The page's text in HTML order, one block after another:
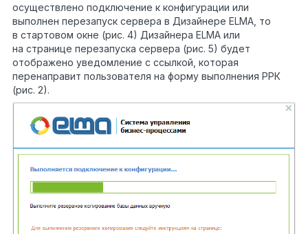
осуществлено подключение к конфигурации или
выполнен перезапуск сервера в Дизайнере ELMA, то
в стартовом окне (рис. 4) Дизайнера ELMA или
на странице перезапуска сервера (рис. 5) будет
отображено уведомление с ссылкой, которая
перенаправит пользователя на форму выполнения РРК
(рис. 2).